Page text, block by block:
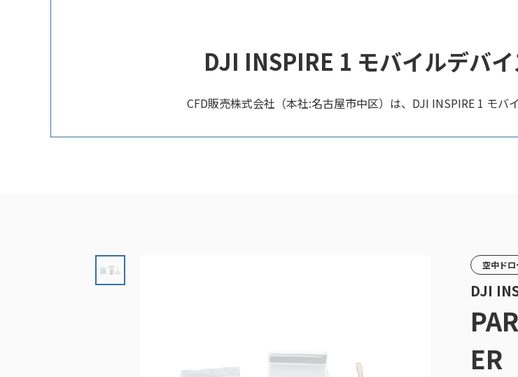
DJI INSPIRE 1 モバイルデバ
CFD販売株式会社（本社:名古屋市中区）は、DJI INSPIRE 1 モバ
空中ドロ
DJI
ER